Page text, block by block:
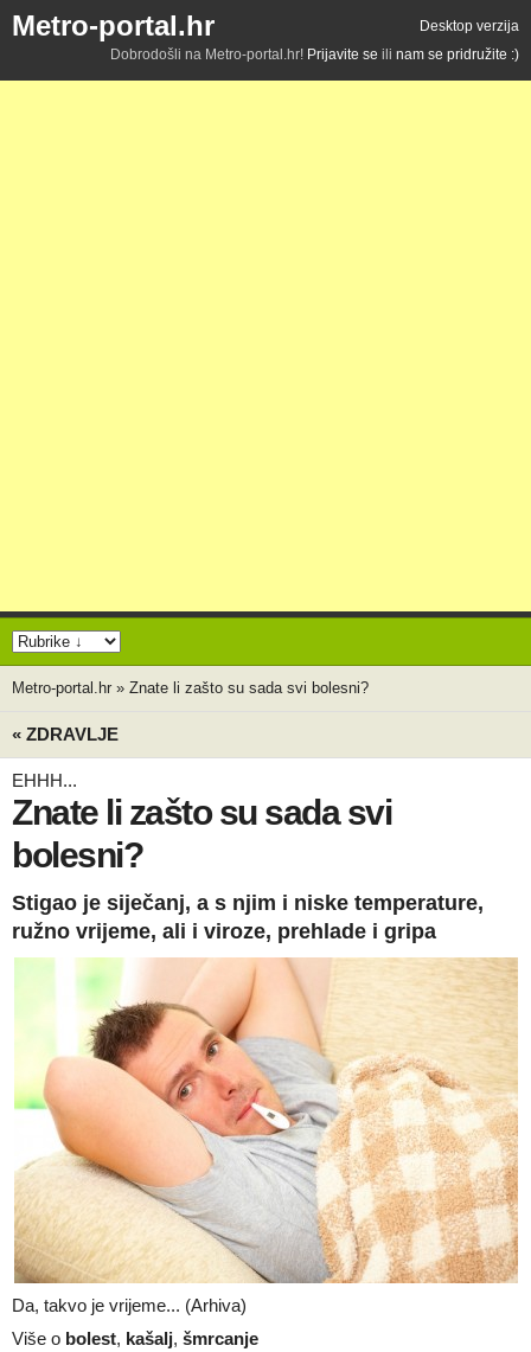
Metro-portal.hr
Desktop verzija
Dobrodošli na Metro-portal.hr! Prijavite se ili nam se pridružite :)
Metro-portal.hr » Znate li zašto su sada svi bolesni?
« ZDRAVLJE
EHHH...
Znate li zašto su sada svi
bolesni?
Stigao je siječanj, a s njim i niske temperature,
ružno vrijeme, ali i viroze, prehlade i gripa
Da, takvo je vrijeme... (Arhiva)
Više o bolest, kašalj, šmrcanje